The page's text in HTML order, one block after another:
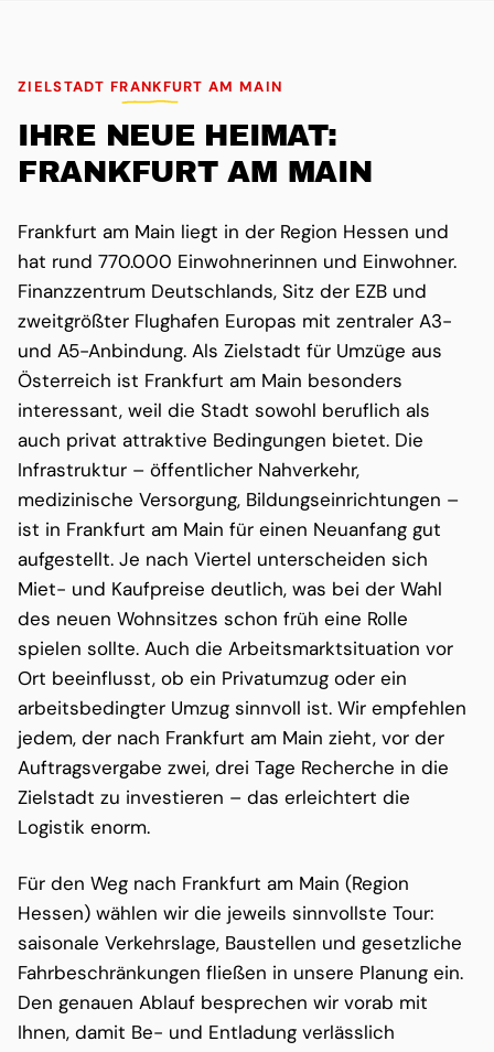
ZIELSTADT FRANKFURT AM MAIN
IHRE NEUE HEIMAT:
FRANKFURT AM MAIN
Frankfurt am Main liegt in der Region Hessen und
hat rund 770.000 Einwohnerinnen und Einwohner.
Finanzzentrum Deutschlands, Sitz der EZB und
zweitgrößter Flughafen Europas mit zentraler A3-
und A5-Anbindung. Als Zielstadt für Umzüge aus
Österreich ist Frankfurt am Main besonders
interessant, weil die Stadt sowohl beruflich als
auch privat attraktive Bedingungen bietet. Die
Infrastruktur – öffentlicher Nahverkehr,
medizinische Versorgung, Bildungseinrichtungen –
ist in Frankfurt am Main für einen Neuanfang gut
aufgestellt. Je nach Viertel unterscheiden sich
Miet- und Kaufpreise deutlich, was bei der Wahl
des neuen Wohnsitzes schon früh eine Rolle
spielen sollte. Auch die Arbeitsmarktsituation vor
Ort beeinflusst, ob ein Privatumzug oder ein
arbeitsbedingter Umzug sinnvoll ist. Wir empfehlen
jedem, der nach Frankfurt am Main zieht, vor der
Auftragsvergabe zwei, drei Tage Recherche in die
Zielstadt zu investieren – das erleichtert die
Logistik enorm.
Für den Weg nach Frankfurt am Main (Region
Hessen) wählen wir die jeweils sinnvollste Tour:
saisonale Verkehrslage, Baustellen und gesetzliche
Fahrbeschränkungen fließen in unsere Planung ein.
Den genauen Ablauf besprechen wir vorab mit
Ihnen, damit Be- und Entladung verlässlich